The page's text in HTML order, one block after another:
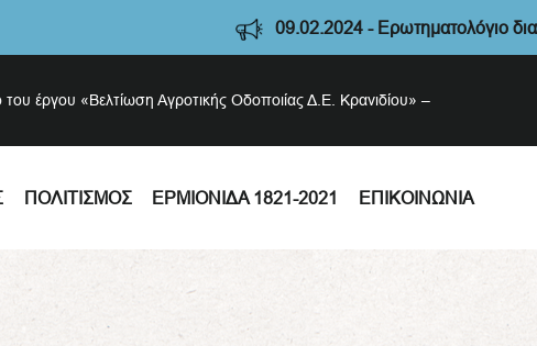
09.02.2024 - Ερωτηματολόγιο
του έργου «Βελτίωση Αγροτικής Οδοποιίας Δ.Ε. Κρανιδίου» –
ΠΟΛΙΤΙΣΜΌΣ ΕΡΜΙΟΝΊΔΑ 1821-2021 ΕΠΙΚΟΙΝΩΝΊΑ